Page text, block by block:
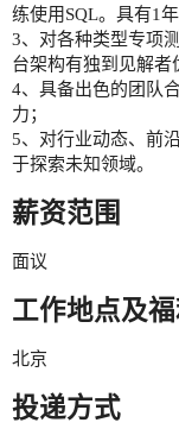
练使用SQL。具有1
3、对各种类型专项
台架构有独到见解者
4、具备出色的团队
力；
5、对行业动态、前
于探索未知领域。
薪资范围
面议
工作地点及福
北京
投递方式